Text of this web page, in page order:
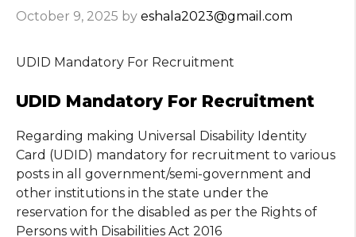
October 9, 2025 by eshala2023@gmail.com
UDID Mandatory For Recruitment
UDID Mandatory For Recruitment
Regarding making Universal Disability Identity
Card (UDID) mandatory for recruitment to various
posts in all government/semi-government and
other institutions in the state under the
reservation for the disabled as per the Rights of
Persons with Disabilities Act 2016